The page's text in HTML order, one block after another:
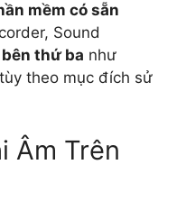
mềm có sẵn
Sound
thứ ba như
theo mục đích sử
Âm Trên